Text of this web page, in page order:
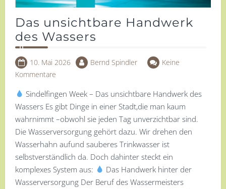
Das unsichtbare Handwerk
des Wassers
10. Mai 2026 Bernd Spindler
Keine
Kommentare
Sindelfingen Week – Das unsichtbare Handwerk des
Wassers Es gibt Dinge in einer Stadt,die man kaum
wahrnimmt –obwohl sie jeden Tag unverzichtbar sind.
Die Wasserversorgung gehört dazu. Wir drehen den
Wasserhahn aufund sauberes Trinkwasser ist
selbstverständlich da. Doch dahinter steckt ein
komplexes System aus:
Das Handwerk hinter der
Wasserversorgung Der Beruf des Wassermeisters